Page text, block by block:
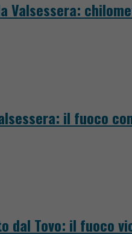
il fuoco
dal Tovo: il fuoco